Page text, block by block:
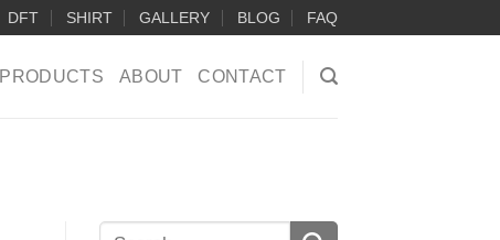
DFT SHIRT GALLERY BLOG FAQ
PRODUCTS ABOUT CONTACT